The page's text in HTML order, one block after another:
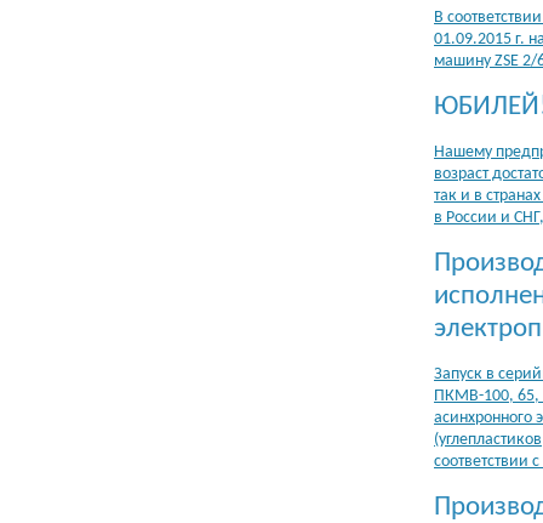
В
01.09.2015 г.
машину ZSE 2/
Нашему
возраст
так и в
в России и
Запуск в
ПКМВ-100, 65,
асинхронного
соответствии